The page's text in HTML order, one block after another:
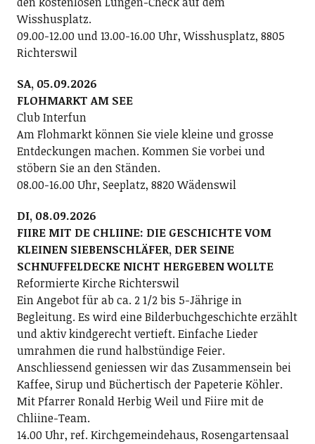
Wisshusplatz.
09.00-12.00 und 13.00-16.00 Uhr, Wisshusplatz, 8805
Richterswil
SA, 05.09.2026
FLOHMARKT AM SEE
Club Interfun
Am Flohmarkt können Sie viele kleine und grosse
Entdeckungen machen. Kommen Sie vorbei und
stöbern Sie an den Ständen.
08.00-16.00 Uhr, Seeplatz, 8820 Wädenswil
DI, 08.09.2026
FIIRE MIT DE CHLIINE: DIE GESCHICHTE VOM
KLEINEN SIEBENSCHLÄFER, DER SEINE
SCHNUFFELDECKE NICHT HERGEBEN WOLLTE
Reformierte Kirche Richterswil
Ein Angebot für ab ca. 2 1/2 bis 5-Jährige in
Begleitung. Es wird eine Bilderbuchgeschichte erzählt
und aktiv kindgerecht vertieft. Einfache Lieder
umrahmen die rund halbstündige Feier.
Anschliessend geniessen wir das Zusammensein bei
Kaffee, Sirup und Büchertisch der Papeterie Köhler.
Mit Pfarrer Ronald Herbig Weil und Fiire mit de
Chliine-Team.
14.00 Uhr, ref. Kirchgemeindehaus, Rosengartensaal